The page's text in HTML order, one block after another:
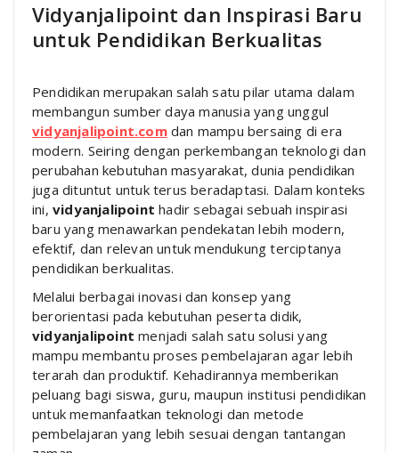
Vidyanjalipoint dan Inspirasi Baru
untuk Pendidikan Berkualitas
Pendidikan merupakan salah satu pilar utama dalam
membangun sumber daya manusia yang unggul
vidyanjalipoint.comdan mampu bersaing di era
modern. Seiring dengan perkembangan teknologi dan
perubahan kebutuhan masyarakat, dunia pendidikan
juga dituntut untuk terus beradaptasi. Dalam konteks
ini, vidyanjalipoint hadir sebagai sebuah inspirasi
baru yang menawarkan pendekatan lebih modern,
efektif, dan relevan untuk mendukung terciptanya
pendidikan berkualitas.
Melalui berbagai inovasi dan konsep yang
berorientasi pada kebutuhan peserta didik,
vidyanjalipoint menjadi salah satu solusi yang
mampu membantu proses pembelajaran agar lebih
terarah dan produktif. Kehadirannya memberikan
peluang bagi siswa, guru, maupun institusi pendidikan
untuk memanfaatkan teknologi dan metode
pembelajaran yang lebih sesuai dengan tantangan